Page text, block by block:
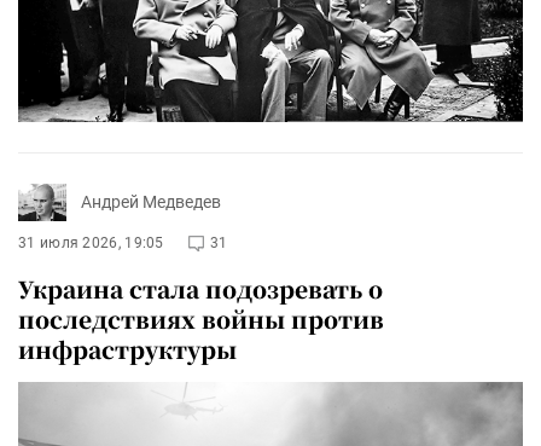
Андрей Медведев
31 июля 2026, 19:05 31
Украина стала подозревать о
последствиях войны против
инфраструктуры